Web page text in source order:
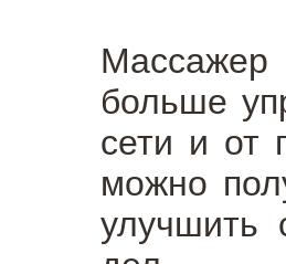
больше
сети и от
можно
улучшить